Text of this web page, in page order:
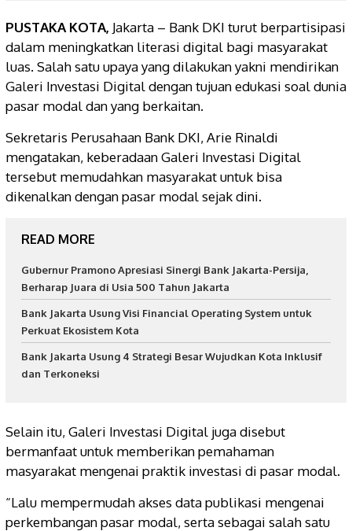
PUSTAKA KOTA, Jakarta – Bank DKI turut berpartisipasi
dalam meningkatkan literasi digital bagi masyarakat
luas. Salah satu upaya yang dilakukan yakni mendirikan
Galeri Investasi Digital dengan tujuan edukasi soal dunia
pasar modal dan yang berkaitan.
Sekretaris Perusahaan Bank DKI, Arie Rinaldi
mengatakan, keberadaan Galeri Investasi Digital
tersebut memudahkan masyarakat untuk bisa
dikenalkan dengan pasar modal sejak dini.
READ MORE
Gubernur Pramono Apresiasi Sinergi Bank Jakarta-Persija,
Berharap Juara di Usia 500 Tahun Jakarta
Bank Jakarta Usung Visi Financial Operating System untuk
Perkuat Ekosistem Kota
Bank Jakarta Usung 4 Strategi Besar Wujudkan Kota Inklusif
dan Terkoneksi
Selain itu, Galeri Investasi Digital juga disebut
bermanfaat untuk memberikan pemahaman
masyarakat mengenai praktik investasi di pasar modal.
“Lalu mempermudah akses data publikasi mengenai
perkembangan pasar modal, serta sebagai salah satu